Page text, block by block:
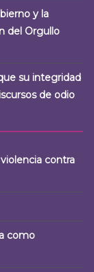
y la
del Orgullo
su integridad
de odio
contra
como